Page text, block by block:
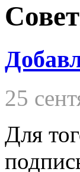
25
Для